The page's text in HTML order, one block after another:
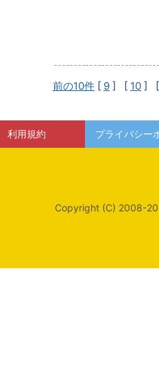
前の10件 [ 9 ] [ 10 ]
利用規約 プライバシー
Copyright (C) 2008-